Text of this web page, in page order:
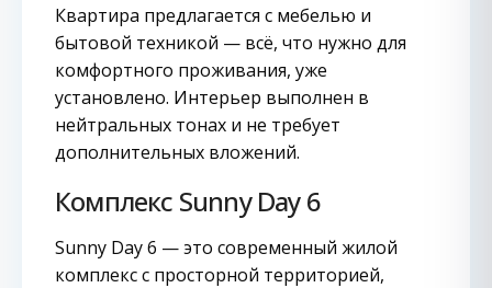
Квартира предлагается с мебелью и
бытовой техникой — всё, что нужно для
комфортного проживания, уже
установлено. Интерьер выполнен в
нейтральных тонах и не требует
дополнительных вложений.
Комплекс Sunny Day 6
Sunny Day 6 — это современный жилой
комплекс с просторной территорией,